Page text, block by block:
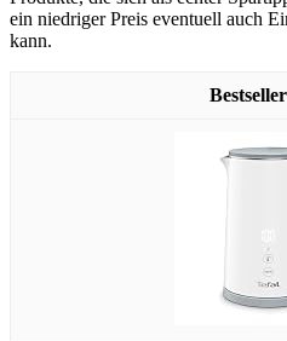
ein niedriger Preis eventuell auch
kann.